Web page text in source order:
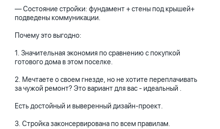
— Состояние стройки: фундамент + стены под крышей+
подведены коммуникации.
Почему это выгодно:
1. Значительная экономия по сравнению с покупкой
готового дома в этом поселке.
2. Мечтаете о своем гнезде, но не хотите переплачивать
за чужой ремонт? Это вариант для вас - идеальный .
Есть достойный и выверенный дизайн-проект.
3. Стройка законсервирована по всем правилам.